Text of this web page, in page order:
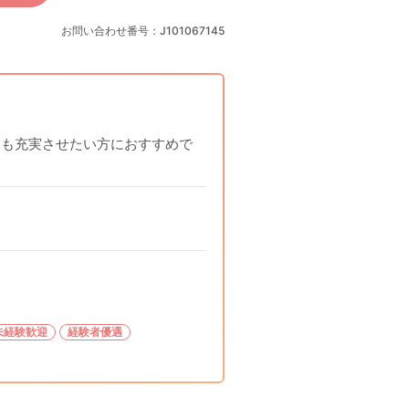
お問い合わせ番号：J101067145
充実させたい方におすすめで
経験歓迎 経験者優遇